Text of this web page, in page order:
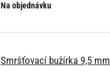
Na objednávku
Smršťovací bužírka 9,5 mm